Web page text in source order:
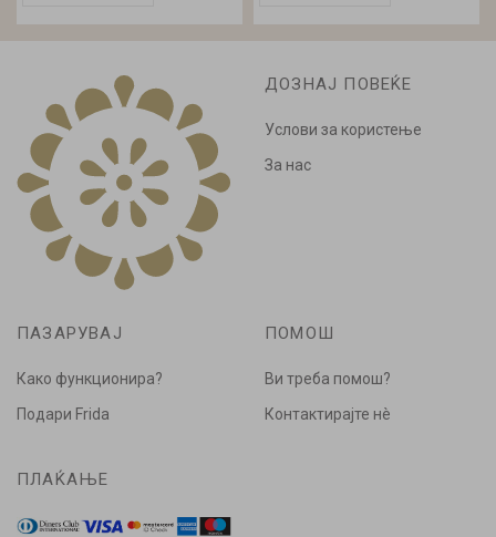
ДОЗНАЈ ПОВЕЌЕ
Услови за користење
За нас
ПАЗАРУВАЈ
Како функционира?
Подари Frida
ПОМОШ
Ви треба помош?
Контактирајте нè
ПЛАЌАЊЕ